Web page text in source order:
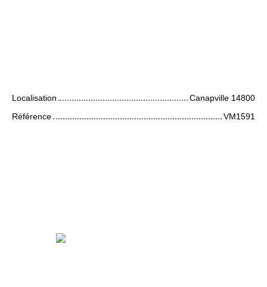
Localisation
Canapville 14800
Référence
VM1591